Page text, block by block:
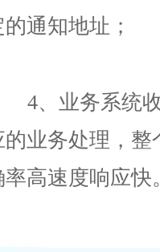
的通知地址；
4、业务系统
的业务处理，
高速度响应快